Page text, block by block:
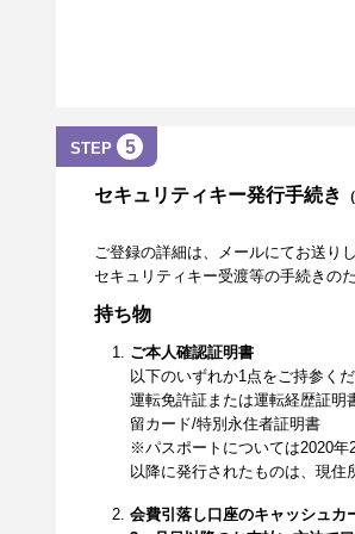
STEP 5
セキュリティキー発行手続き
ご登録の詳細は、メールにてお送り
セキュリティキー受渡等の手続きの
持ち物
ご本人確認証明書
以下のいずれか1点をご持参く
運転免許証または運転経歴証明
留カード/特別永住者証明書
※パスポートについては2020年
以降に発行されたものは、現
会費引落し口座のキャッシュカ